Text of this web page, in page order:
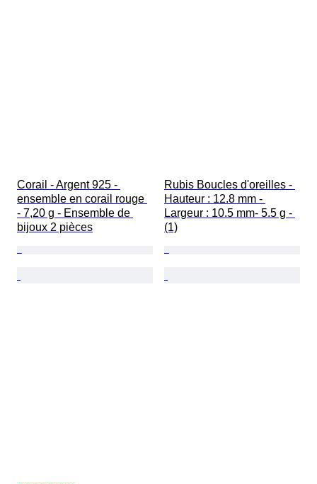
Corail - Argent 925 -
ensemble en corail rouge
- 7,20 g - Ensemble de
bijoux 2 pièces
Rubis Boucles d'oreilles -
Hauteur : 12.8 mm -
Largeur : 10.5 mm- 5.5 g -
(1)